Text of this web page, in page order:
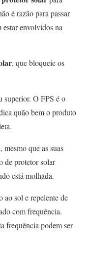
é razão para passar
estar envolvidos na
, que bloqueie os
superior. O FPS é o
quão bem o produto
mesmo que as suas
de protetor solar
está molhada.
ao sol e repelente de
com frequência.
frequência podem ser